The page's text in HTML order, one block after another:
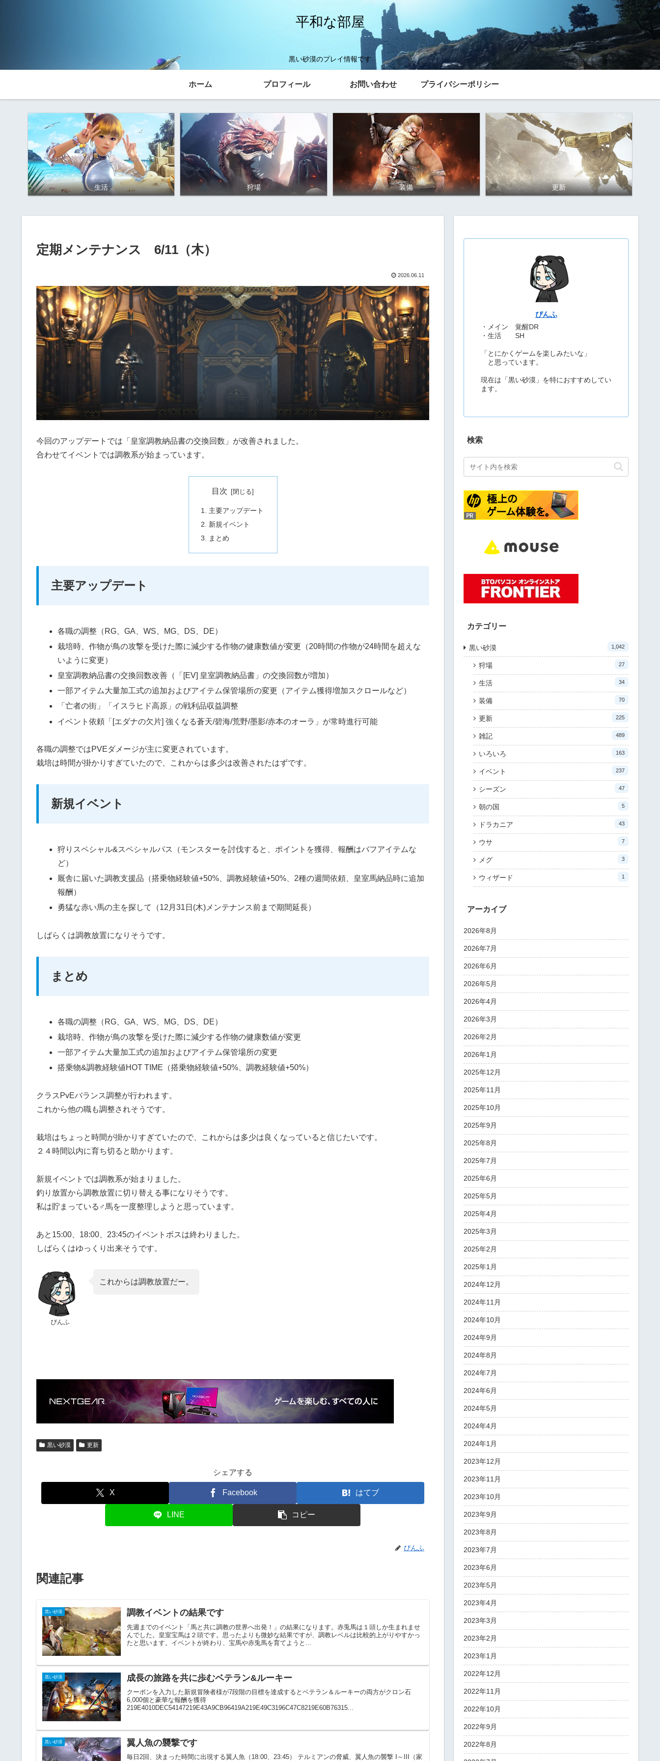
平和な部屋
黒い砂漠のプレイ情報です
ホーム プロフィール お問い合わせ プライバシーポリシー
生活 狩場 装備 更新
定期メンテナンス 6/11（木）
2026.06.11
今回のアップデートでは「皇室調教納品書の交換回数」が改善されました。
合わせてイベントでは調教系が始まっています。
目次
主要アップデート
新規イベント
まとめ
主要アップデート
各職の調整（RG、GA、WS、MG、DS、DE）
栽培時、作物が鳥の攻撃を受けた際に減少する作物の健康数値が変更（20時間の作物が24時間を超えな
いように変更）
皇室調教納品書の交換回数改善（「[EV] 皇室調教納品書」の交換回数が増加）
一部アイテム大量加工式の追加およびアイテム保管場所の変更（アイテム獲得増加スクロールなど）
「亡者の街」「イスラヒド高原」の戦利品収益調整
イベント依頼「[エダナの欠片] 強くなる蒼天/碧海/荒野/墨影/赤本のオーラ」が常時進行可能
各職の調整ではPVEダメージが主に変更されています。
栽培は時間が掛かりすぎていたので、これからは多少は改善されたはずです。
新規イベント
狩りスペシャル&スペシャルパス（モンスターを討伐すると、ポイントを獲得、報酬はバフアイテムな
ど）
厩舎に届いた調教支援品（搭乗物経験値+50%、調教経験値+50%、2種の週間依頼、皇室馬納品時に追加
報酬）
勇猛な赤い馬の主を探して（12月31日(木)メンテナンス前まで期間延長）
しばらくは調教放置になりそうです。
まとめ
各職の調整（RG、GA、WS、MG、DS、DE）
栽培時、作物が鳥の攻撃を受けた際に減少する作物の健康数値が変更
一部アイテム大量加工式の追加およびアイテム保管場所の変更
搭乗物&調教経験値HOT TIME（搭乗物経験値+50%、調教経験値+50%）
クラスPvEバランス調整が行われます。
これから他の職も調整されそうです。
栽培はちょっと時間が掛かりすぎていたので、これからは多少は良くなっていると信じたいです。
２４時間以内に育ち切ると助かります。
新規イベントでは調教系が始まりました。
釣り放置から調教放置に切り替える事になりそうです。
私は貯まっている♂馬を一度整理しようと思っています。
あと15:00、18:00、23:45のイベントボスは終わりました。
しばらくはゆっくり出来そうです。
ぴんふ
これからは調教放置だー。
黒い砂漠 更新
シェアする
X Facebook はてブ
LINE コピー
ぴんふ
関連記事
黒い砂漠 調教イベントの結果です
先週までのイベント「馬と共に調教の世界へ出発！」の結果になります。赤兎馬は１頭しか生まれませ
んでした。皇室宝馬は２頭です。思ったよりも微妙な結果ですが、調教レベルは比較的上がりやすかっ
たと思います。イベントが終わり、宝馬や赤兎馬を育てようと...
黒い砂漠 成長の旅路を共に歩むベテラン&ルーキー
クーポンを入力した新規冒険者様が7段階の目標を達成するとベテラン＆ルーキーの両方がクロン石
6,000個と豪華な報酬を獲得
219E4010DEC54147219E43A9CB96419A219E49C3196C47C8219E60B76315...
黒い砂漠 翼人魚の襲撃です
毎日2回、決まった時間に出現する翼人魚（18:00、23:45） テルミアンの脅威、翼人魚の襲撃 I～III（家
ぴんふ
・メイン 覚醒DR
・生活 SH
「とにかくゲームを楽しみたいな」
と思っています。
現在は「黒い砂漠」を特におすすめしてい
ます。
検索
カテゴリー
黒い砂漠 1,042
狩場 27
生活 34
装備 70
更新 225
雑記 489
いろいろ 163
イベント 237
シーズン 47
朝の国 5
ドラカニア 43
ウサ 7
メグ 3
ウィザード 1
アーカイブ
2026年8月
2026年7月
2026年6月
2026年5月
2026年4月
2026年3月
2026年2月
2026年1月
2025年12月
2025年11月
2025年10月
2025年9月
2025年8月
2025年7月
2025年6月
2025年5月
2025年4月
2025年3月
2025年2月
2025年1月
2024年12月
2024年11月
2024年10月
2024年9月
2024年8月
2024年7月
2024年6月
2024年5月
2024年4月
2024年1月
2023年12月
2023年11月
2023年10月
2023年9月
2023年8月
2023年7月
2023年6月
2023年5月
2023年4月
2023年3月
2023年2月
2023年1月
2022年12月
2022年11月
2022年10月
2022年9月
2022年8月